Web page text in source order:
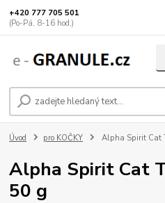
+420 777 705 501
(Po-Pá, 8-16 hod.)
Úvod pro KOČKY Alpha Spirit Cat
Alpha Spirit Cat
50 g